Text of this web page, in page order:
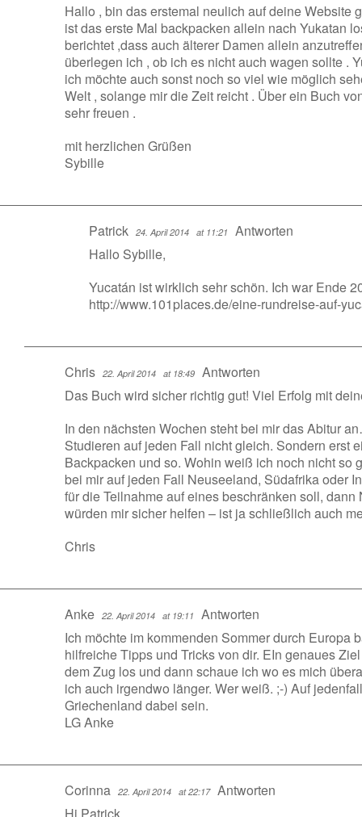
Hallo , bin das erstemal neulich auf deine Website
ist das erste Mal backpacken allein nach Yukatan
berichtet ,dass auch älterer Damen allein
überlegen ich , ob ich es nicht auch wagen sollte .
ich möchte auch sonst noch so viel wie möglich
Welt , solange mir die Zeit reicht . Über ein Buch
sehr freuen .
mit herzlichen Grüßen
Sybille
Patrick 24. April 2014 at 11:21
Antworten
Hallo Sybille,
Yucatán ist wirklich sehr schön. Ich war Ende
http://www.101places.de/eine-rundreise-auf-
Chris 22. April 2014 at 18:49 Antworten
Das Buch wird sicher richtig gut! Viel Erfolg mit
In den nächsten Wochen steht bei mir das Abitur
Studieren auf jeden Fall nicht gleich. Sondern erst
Backpacken und so. Wohin weiß ich noch nicht so
bei mir auf jeden Fall Neuseeland, Südafrika oder
für die Teilnahme auf eines beschränken soll,
würden mir sicher helfen – ist ja schließlich auch
Chris
Anke 22. April 2014 at 19:11
Antworten
Ich möchte im kommenden Sommer durch Europa
hilfreiche Tipps und Tricks von dir. EIn genaues
dem Zug los und dann schaue ich wo es mich
ich auch irgendwo länger. Wer weiß. ;-) Auf
Griechenland dabei sein.
LG Anke
Corinna 22. April 2014 at 22:17 Antworten